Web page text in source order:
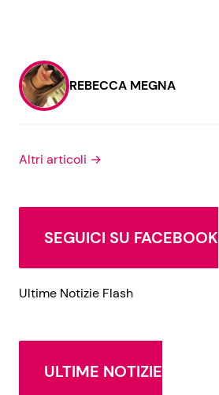
REBECCA MEGNA
Altri articoli →
SEGUICI SU FACEBOOK
Ultime Notizie Flash
ULTIME NOTIZIE